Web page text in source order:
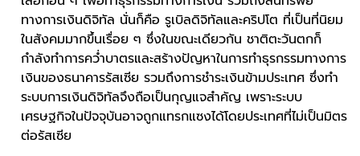
ทางการเงินดิจิทัล นั่นก็คือ รูเบิลดิจิทัลและคริปโต ที่เป็นที่นิยม
ในสังคมมากขึ้นเรื่อย ๆ ซึ่งในขณะเดียวกัน ชาติตะวันตกก็
กำลังทำการคว่ำบาตรและสร้างปัญหาในการทำธุรกรรมทางการ
เงินของธนาคารรัสเซีย รวมถึงการชำระเงินข้ามประเทศ ซึ่งทำ
ระบบการเงินดิจิทัลจึงถือเป็นกุญแจสำคัญ เพราะระบบ
เศรษฐกิจในปัจจุบันอาจถูกแทรกแซงได้โดยประเทศที่ไม่เป็นมิตร
ต่อรัสเซีย